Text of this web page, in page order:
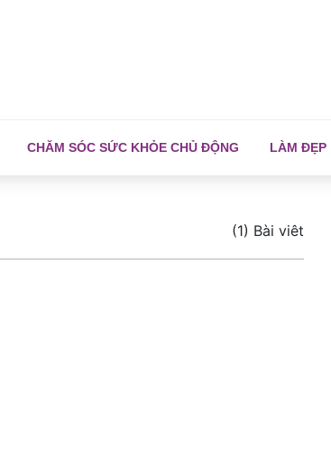
CHĂM SÓC SỨC KHỎE CHỦ ĐỘNG LÀM ĐẸP
(1) Bài viêt